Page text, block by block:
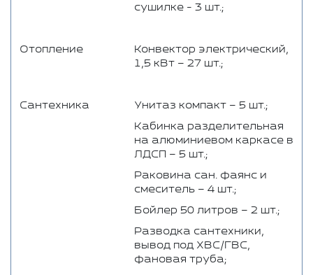
сушилке - 3 шт.;
Отопление
Конвектор электрический,
1,5 кВт – 27 шт.;
Сантехника
Унитаз компакт – 5 шт.;
Кабинка разделительная
на алюминиевом каркасе в
ЛДСП – 5 шт.;
Раковина сан. фаянс и
смеситель – 4 шт.;
Бойлер 50 литров – 2 шт.;
Разводка сантехники,
вывод под ХВС/ГВС,
фановая труба;